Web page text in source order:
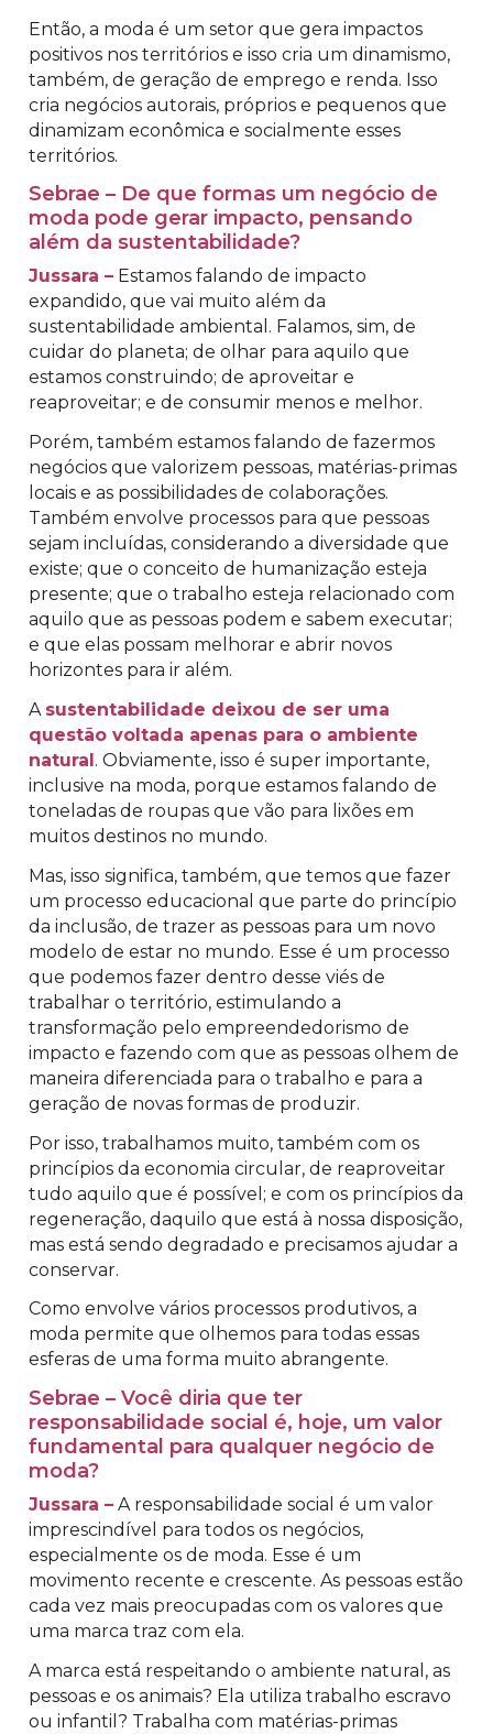
Então, a moda é um setor que gera impactos
positivos nos territórios e isso cria um dinamismo,
também, de geração de emprego e renda. Isso
cria negócios autorais, próprios e pequenos que
dinamizam econômica e socialmente esses
territórios.
Sebrae – De que formas um negócio de
moda pode gerar impacto, pensando
além da sustentabilidade?
Jussara – Estamos falando de impacto
expandido, que vai muito além da
sustentabilidade ambiental. Falamos, sim, de
cuidar do planeta; de olhar para aquilo que
estamos construindo; de aproveitar e
reaproveitar; e de consumir menos e melhor.
Porém, também estamos falando de fazermos
negócios que valorizem pessoas, matérias-primas
locais e as possibilidades de colaborações.
Também envolve processos para que pessoas
sejam incluídas, considerando a diversidade que
existe; que o conceito de humanização esteja
presente; que o trabalho esteja relacionado com
aquilo que as pessoas podem e sabem executar;
e que elas possam melhorar e abrir novos
horizontes para ir além.
A sustentabilidade deixou de ser uma
questão voltada apenas para o ambiente
natural. Obviamente, isso é super importante,
inclusive na moda, porque estamos falando de
toneladas de roupas que vão para lixões em
muitos destinos no mundo.
Mas, isso significa, também, que temos que fazer
um processo educacional que parte do princípio
da inclusão, de trazer as pessoas para um novo
modelo de estar no mundo. Esse é um processo
que podemos fazer dentro desse viés de
trabalhar o território, estimulando a
transformação pelo empreendedorismo de
impacto e fazendo com que as pessoas olhem de
maneira diferenciada para o trabalho e para a
geração de novas formas de produzir.
Por isso, trabalhamos muito, também com os
princípios da economia circular, de reaproveitar
tudo aquilo que é possível; e com os princípios da
regeneração, daquilo que está à nossa disposição,
mas está sendo degradado e precisamos ajudar a
conservar.
Como envolve vários processos produtivos, a
moda permite que olhemos para todas essas
esferas de uma forma muito abrangente.
Sebrae – Você diria que ter
responsabilidade social é, hoje, um valor
fundamental para qualquer negócio de
moda?
Jussara – A responsabilidade social é um valor
imprescindível para todos os negócios,
especialmente os de moda. Esse é um
movimento recente e crescente. As pessoas estão
cada vez mais preocupadas com os valores que
uma marca traz com ela.
A marca está respeitando o ambiente natural, as
pessoas e os animais? Ela utiliza trabalho escravo
ou infantil? Trabalha com matérias-primas